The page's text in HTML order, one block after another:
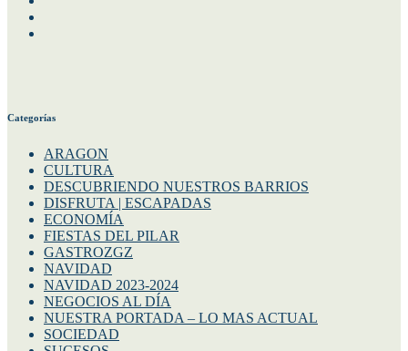
Categorías
ARAGON
CULTURA
DESCUBRIENDO NUESTROS BARRIOS
DISFRUTA | ESCAPADAS
ECONOMÍA
FIESTAS DEL PILAR
GASTROZGZ
NAVIDAD
NAVIDAD 2023-2024
NEGOCIOS AL DÍA
NUESTRA PORTADA – LO MAS ACTUAL
SOCIEDAD